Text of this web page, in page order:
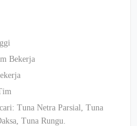
Bekerja
Tuna Netra Parsial, Tuna
Tuna Rungu.